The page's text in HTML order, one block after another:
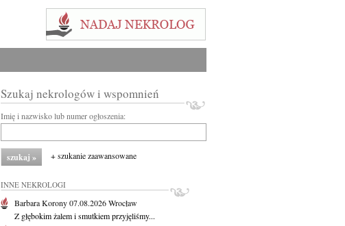
Szukaj nekrologów i wspomnień
Imię i nazwisko lub numer ogłoszenia:
+ szukanie zaawansowane
INNE NEKROLOGI
Barbara Korony07.08.2026Wrocław
Z głębokim żalem i smutkiem przyjęliśmy...